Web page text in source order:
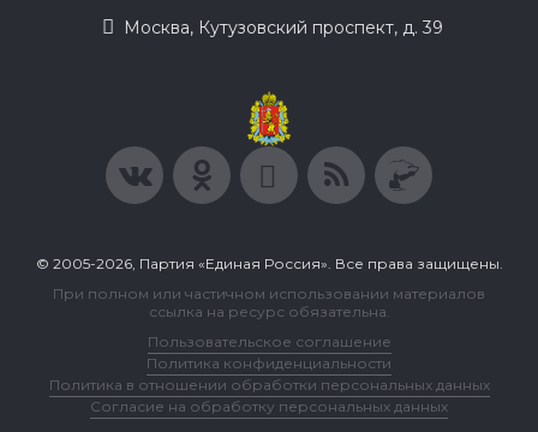
Москва, Кутузовский проспект, д. 39
© 2005-2026, Партия «Единая Россия». Все права защищены.
При полном или частичном использовании материалов
ссылка на ресурс обязательна.
Пользовательское соглашение
Политика конфиденциальности
Политика в отношении обработки персональных данных
Согласие на обработку персональных данных